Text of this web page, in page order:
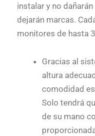
instalar y no
dejarán marcas.
monitores de hasta
Gracias al
altura
comodidad
Solo tendrá
de su mano